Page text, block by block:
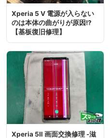
Xperia 5 Ⅴ 電源が入らない
のは本体の曲がりが原因!?
【基板復旧修理】
Xperia 5Ⅱ 画面交換修理 -滋